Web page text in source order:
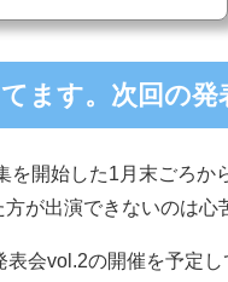
年は全出演者の23組中10組がド
ます。次回の発
を開始した1月末ごろ
が出演できないのは心
会vol.2の開催を予定